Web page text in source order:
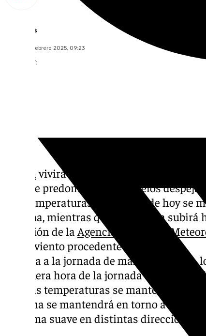
Lynx Devs
viernes, 14 febrero 2025, 09:23
Compartir:
Sevilla vivirá este viernes 14 de febrero
aunque predominaran los cielos
Las temperaturas para el día de hoy se
mínima, mientras que la máxima subirá
previsión de la Agencia Estatal de
suave viento procedente del suroeste.
De cara a la jornada de mañana
a primera hora de la jornada que se irán
día. Las temperaturas se mantendrán
máxima se mantendrá en torno a los
de forma suave en distintas direcciones.